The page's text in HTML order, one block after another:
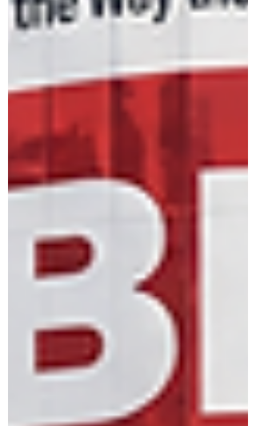
の人には見えていない構造が自分には見えて
いる状態のことだと思う。 構造と気質と透
い価値が生まれるんです。